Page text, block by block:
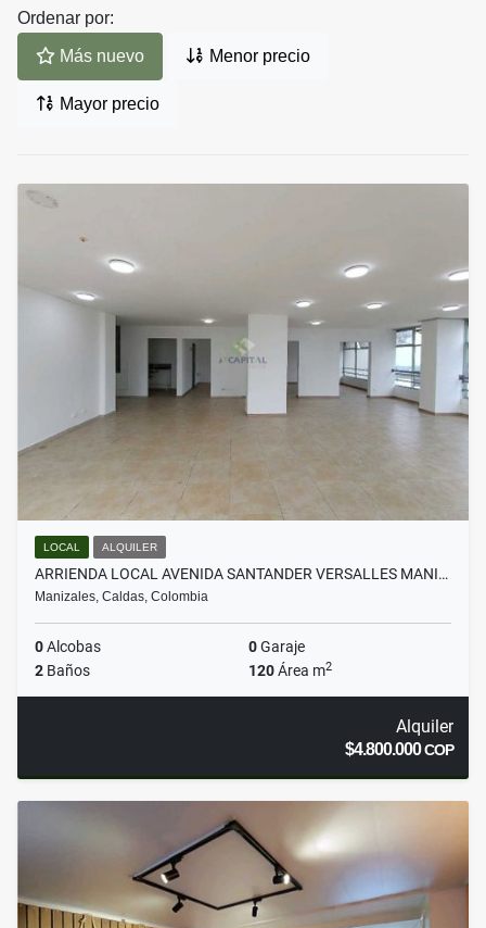
Ordenar por:
Más nuevo Menor precio
Mayor precio
LOCAL ALQUILER
ARRIENDA LOCAL AVENIDA SANTANDER VERSALLES MANI…
Manizales, Caldas, Colombia
0Alcobas 0Garaje
2 Baños 120Área m2
Alquiler
$4.800.000COP